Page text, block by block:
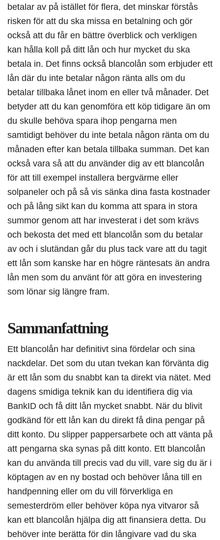
betalar av på istället för flera, det minskar förstås
risken för att du ska missa en betalning och gör
också att du får en bättre överblick och verkligen
kan hålla koll på ditt lån och hur mycket du ska
betala in. Det finns också blancolån som erbjuder ett
lån där du inte betalar någon ränta alls om du
betalar tillbaka lånet inom en eller två månader. Det
betyder att du kan genomföra ett köp tidigare än om
du skulle behöva spara ihop pengarna men
samtidigt behöver du inte betala någon ränta om du
månaden efter kan betala tillbaka summan. Det kan
också vara så att du använder dig av ett blancolån
för att till exempel installera bergvärme eller
solpaneler och på så vis sänka dina fasta kostnader
och på lång sikt kan du komma att spara in stora
summor genom att har investerat i det som krävs
och bekosta det med ett blancolån som du betalar
av och i slutändan går du plus tack vare att du tagit
ett lån som kanske har en högre räntesats än andra
lån men som du använt för att göra en investering
som lönar sig längre fram.
Sammanfattning
Ett blancolån har definitivt sina fördelar och sina
nackdelar. Det som du utan tvekan kan förvänta dig
är ett lån som du snabbt kan ta direkt via nätet. Med
dagens smidiga teknik kan du identifiera dig via
BankID och få ditt lån mycket snabbt. När du blivit
godkänd för ett lån kan du direkt få dina pengar på
ditt konto. Du slipper pappersarbete och att vänta på
att pengarna ska synas på ditt konto. Ett blancolån
kan du använda till precis vad du vill, vare sig du är i
köptagen av en ny bostad och behöver låna till en
handpenning eller om du vill förverkliga en
semesterdröm eller behöver köpa nya vitvaror så
kan ett blancolån hjälpa dig att finansiera detta. Du
behöver inte berätta för din långivare vad du ska